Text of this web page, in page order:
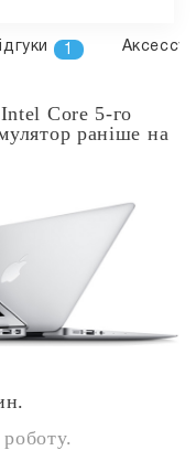
1
Core 5-го
раніше на